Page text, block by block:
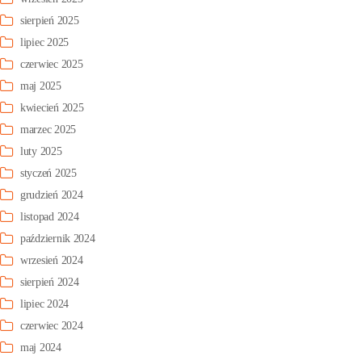
sierpień 2025
lipiec 2025
czerwiec 2025
maj 2025
kwiecień 2025
marzec 2025
luty 2025
styczeń 2025
grudzień 2024
listopad 2024
październik 2024
wrzesień 2024
sierpień 2024
lipiec 2024
czerwiec 2024
maj 2024